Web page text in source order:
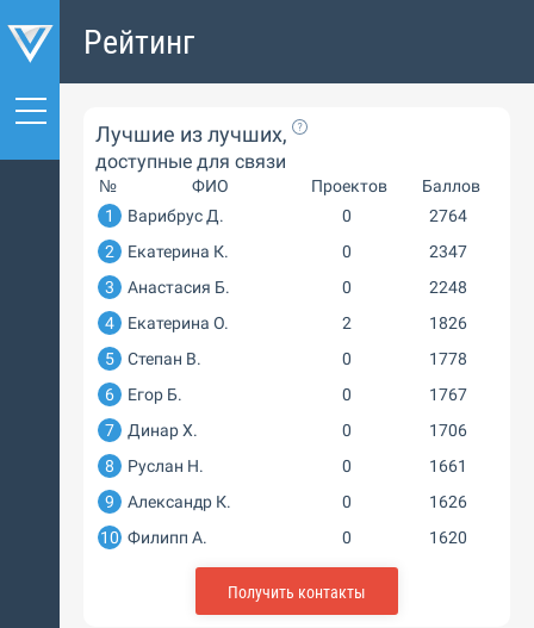
Рейтинг
Лучшие из лучших,
доступные для связи
№ ФИО Проектов
Баллов
1
Варибрус Д. 0
2764
2
Екатерина К. 0
2347
3
Анастасия Б. 0
2248
4
Екатерина О. 2
1826
5
Степан В. 0
1778
6
Егор Б. 0
1767
7
Динар Х. 0
1706
8
Руслан Н. 0
1661
9
Александр К. 0
1626
10 Филипп А. 0 1620
Получить контакты